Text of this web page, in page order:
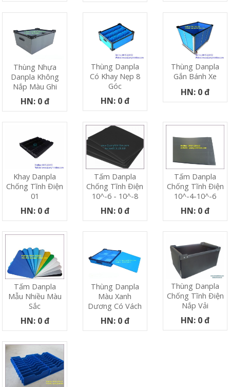
Thùng Nhựa
Danpla Không
Nắp Màu Ghi
HN: 0 đ
Thùng Danpla
Có Khay Nẹp 8
Góc
HN: 0 đ
Thùng Danpla
Gắn Bánh Xe
HN: 0 đ
Khay Danpla
Chống Tĩnh Điện
01
HN: 0 đ
Tấm Danpla
Chống Tĩnh Điện
10^-6 - 10^-8
HN: 0 đ
Tấm Danpla
Chống Tĩnh Điện
10^-4-10^-6
HN: 0 đ
Tấm Danpla
Mẫu Nhiều Màu
Sắc
HN: 0 đ
Thùng Danpla
Màu Xanh
Dương Có Vách
HN: 0 đ
Thùng Danpla
Chống Tĩnh Điện
Nắp Vải
HN: 0 đ